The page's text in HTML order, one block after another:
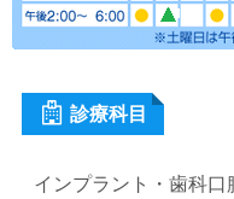
診療科目
インプラント・歯科口